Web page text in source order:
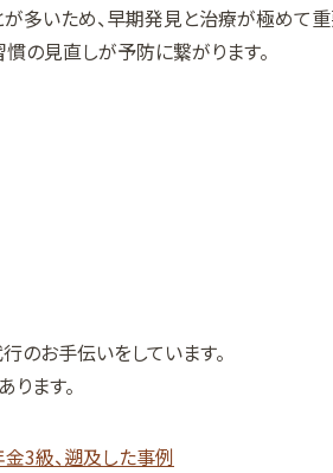
いため、早期発見と治療が極めて重
の見直しが予防に繋がります。
のお手伝いをしています。
ます。
3級、遡及した事例